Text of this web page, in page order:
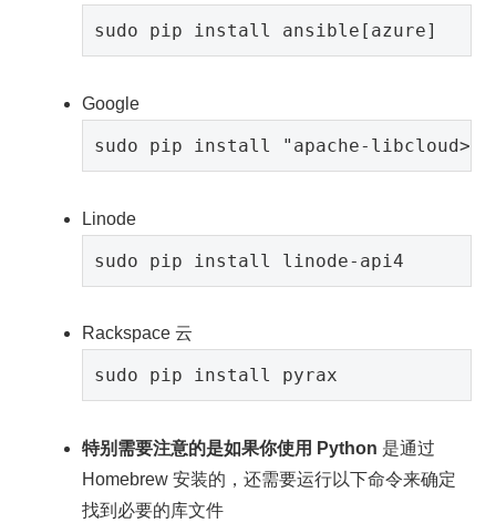
Google
Linode
Rackspace 云
特别需要注意的是如果你使用 Python 是通过
Homebrew 安装的，还需要运行以下命令来确定
找到必要的库文件